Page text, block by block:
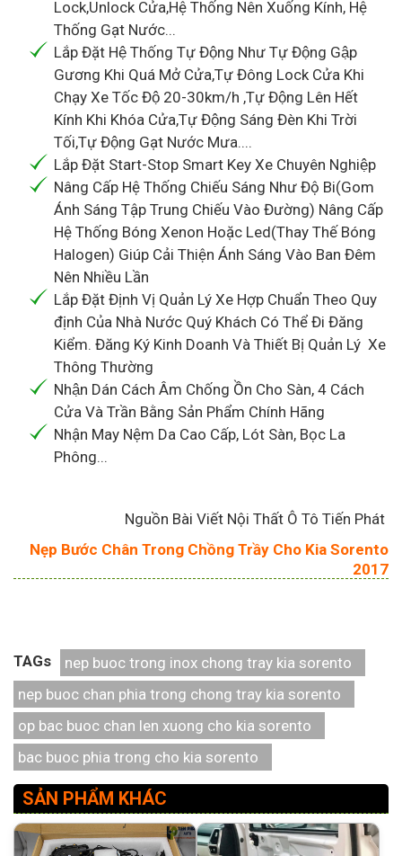
Lock,Unlock Cửa,Hệ Thống Nên Xuống Kính, Hệ
Thống Gạt Nước...
Lắp Đặt Hệ Thống Tự Động Như Tự Động Gập
Gương Khi Quá Mở Cửa,Tự Đông Lock Cửa Khi
Chạy Xe Tốc Độ 20-30km/h ,Tự Động Lên Hết
Kính Khi Khóa Cửa,Tự Động Sáng Đèn Khi Trời
Tối,Tự Động Gạt Nước Mưa....
Lắp Đặt Start-Stop Smart Key Xe Chuyên Nghiệp
Nâng Cấp Hệ Thống Chiếu Sáng Như Độ Bi(Gom
Ánh Sáng Tập Trung Chiếu Vào Đường) Nâng Cấp
Hệ Thống Bóng Xenon Hoặc Led(Thay Thế Bóng
Halogen) Giúp Cải Thiện Ánh Sáng Vào Ban Đêm
Nên Nhiều Lần
Lắp Đặt Định Vị Quản Lý Xe Hợp Chuẩn Theo Quy
định Của Nhà Nước Quý Khách Có Thể Đi Đăng
Kiểm. Đăng Ký Kinh Doanh Và Thiết Bị Quản Lý Xe
Thông Thường
Nhận Dán Cách Âm Chống Ồn Cho Sàn, 4 Cách
Cửa Và Trần Bằng Sản Phẩm Chính Hãng
Nhận May Nệm Da Cao Cấp, Lót Sàn, Bọc La
Phông...
Nguồn Bài Viết Nội Thất Ô Tô Tiến Phát
Nẹp Bước Chân Trong Chồng Trầy Cho Kia Sorento
2017
TAGs
nep buoc trong inox chong tray kia sorento
nep buoc chan phia trong chong tray kia sorento
op bac buoc chan len xuong cho kia sorento
bac buoc phia trong cho kia sorento
SẢN PHẨM KHÁC